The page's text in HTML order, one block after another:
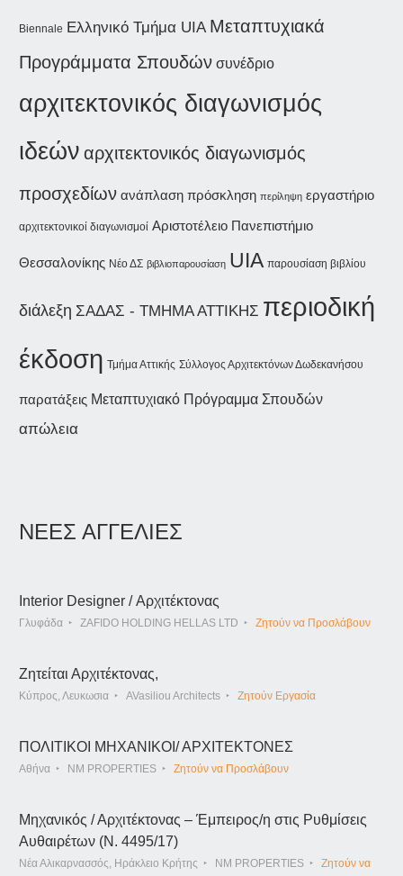
Biennale Ελληνικό Τμήμα UIA Μεταπτυχιακά
Προγράμματα Σπουδών συνέδριο
αρχιτεκτονικός διαγωνισμός
ιδεών αρχιτεκτονικός διαγωνισμός
προσχεδίων ανάπλαση πρόσκληση περίληψη εργαστήριο
αρχιτεκτονικοί διαγωνισμοί Αριστοτέλειο Πανεπιστήμιο
Θεσσαλονίκης Νέο ΔΣ βιβλιοπαρουσίαση UIA παρουσίαση βιβλίου
διάλεξη ΣΑΔΑΣ - ΤΜΗΜΑ ΑΤΤΙΚΗΣ περιοδική
έκδοση Τμήμα Αττικής Σύλλογος Αρχιτεκτόνων Δωδεκανήσου
παρατάξεις Μεταπτυχιακό Πρόγραμμα Σπουδών
απώλεια
ΝΕΕΣ ΑΓΓΕΛΙΕΣ
Interior Designer / Αρχιτέκτονας
Γλυφάδα ZAFIDO HOLDING HELLAS LTD Ζητούν να Προσλάβουν
Ζητείται Αρχιτέκτονας,
Κύπρος, Λευκωσια AVasiliou Architects Ζητούν Εργασία
ΠΟΛΙΤΙΚΟΙ ΜΗΧΑΝΙΚΟΙ/ ΑΡΧΙΤΕΚΤΟΝΕΣ
Αθήνα NM PROPERTIES Ζητούν να Προσλάβουν
Μηχανικός / Αρχιτέκτονας – Έμπειρος/η στις Ρυθμίσεις
Αυθαιρέτων (Ν. 4495/17)
Νέα Αλικαρνασσός, Ηράκλειο Κρήτης NM PROPERTIES Ζητούν να